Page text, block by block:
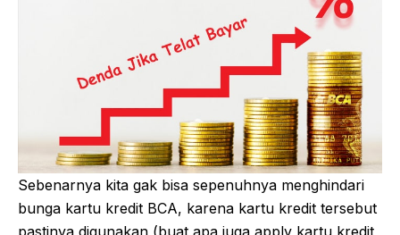
Sebenarnya kita gak bisa sepenuhnya menghindari
bunga kartu kredit BCA, karena kartu kredit tersebut
pastinya digunakan (buat apa juga apply kartu kredit